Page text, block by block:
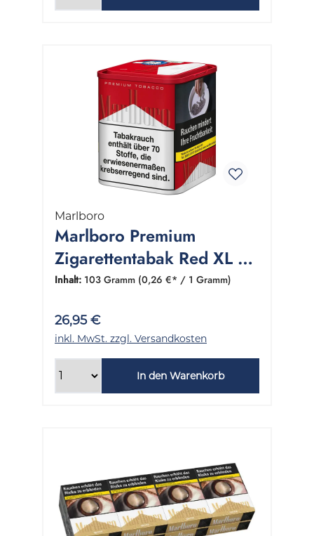
Marlboro
Marlboro Premium
Zigarettentabak Red XL 1
Dose 103 Gramm
Inhalt: 103 Gramm (0,26 €* / 1 Gramm)
26,95 €
inkl. MwSt. zzgl. Versandkosten
In den Warenkorb